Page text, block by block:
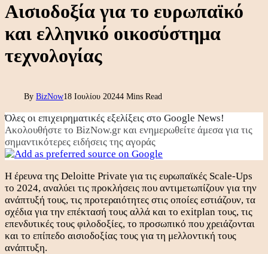
Αισιοδοξία για το ευρωπαϊκό
και ελληνικό οικοσύστημα
τεχνολογίας
By BizNow18 Ιουλίου 20244 Mins Read
Όλες οι επιχειρηματικές εξελίξεις στο Google News!
Ακολουθήστε το BizNow.gr και ενημερωθείτε άμεσα για τις
σημαντικότερες ειδήσεις της αγοράς
H έρευνα της Deloitte Private για τις ευρωπαϊκές Scale-Ups
το 2024, αναλύει τις προκλήσεις που αντιμετωπίζουν για την
ανάπτυξή τους, τις προτεραιότητες στις οποίες εστιάζουν, τα
σχέδια για την επέκτασή τους αλλά και τo exitplan τους, τις
επενδυτικές τους φιλοδοξίες, το προσωπικό που χρειάζονται
και το επίπεδο αισιοδοξίας τους για τη μελλοντική τους
ανάπτυξη.